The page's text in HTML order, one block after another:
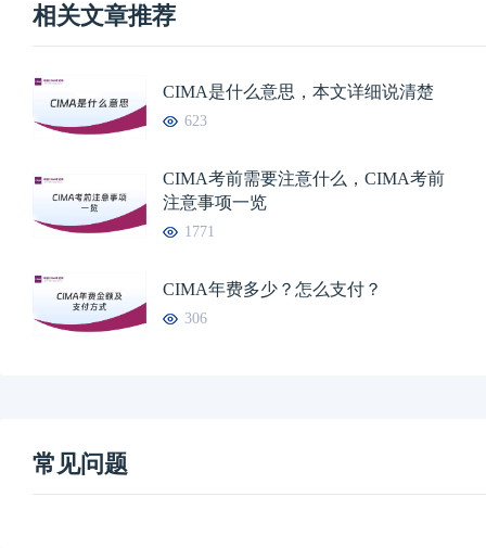
相关文章推荐
CIMA是什么意思，本文详细说清楚
623
CIMA考前需要注意什么，CIMA考前
注意事项一览
1771
CIMA年费多少？怎么支付？
306
常见问题